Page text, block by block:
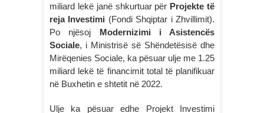
miliard lekë janë shkurtuar për Projekte të
reja Investimi (Fondi Shqiptar i Zhvillimit).
Po njësoj Modernizimi i Asistencës
Sociale, i Ministrisë së Shëndetësisë dhe
Mirëqenies Sociale, ka pësuar ulje me 1.25
miliard lekë të financimit total të planifikuar
në Buxhetin e shtetit në 2022.
Ulje ka pësuar edhe Projekt Investimi